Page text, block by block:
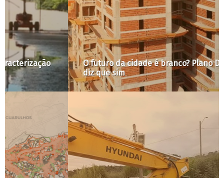
O futuro da cidade é branco? Plano Diretor de SP
diz que sim